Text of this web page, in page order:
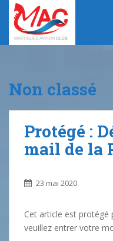
p
Non classé
Protégé :
mail de la
23 mai 2020
Cet article est protégé
veuillez entrer votre